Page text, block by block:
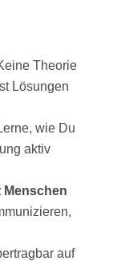
Theorie
Lösungen
wie Du
aktiv
Menschen
auf